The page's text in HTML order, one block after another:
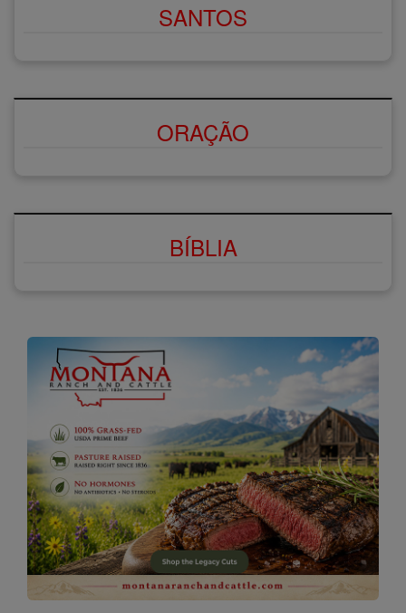
SANTOS
ORAÇÃO
BÍBLIA